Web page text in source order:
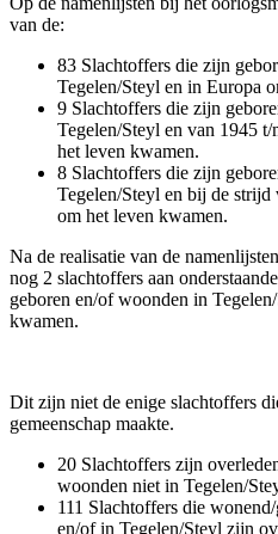
van de:
83 Slachtoffers die zijn
Tegelen/Steyl en in Europa
9 Slachtoffers die zijn
Tegelen/Steyl en van 1945
het leven kwamen.
8 Slachtoffers die zijn
Tegelen/Steyl en bij de strijd
om het leven kwamen.
Na de realisatie van de
nog 2 slachtoffers aan
geboren en/of woonden in
kwamen.
Dit zijn niet de enige slachtoffers
gemeenschap maakte.
20 Slachtoffers zijn
woonden niet in Tegelen/
111 Slachtoffers die
en/of in Tegelen/Steyl zijn